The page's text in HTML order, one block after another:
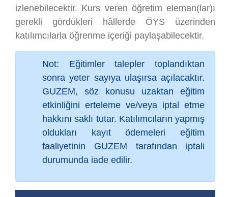
izlenebilecektir. Kurs veren öğretim eleman(lar)ı
gerekli gördükleri hâllerde ÖYS üzerinden
katılımcılarla öğrenme içeriği paylaşabilecektir.
Not: Eğitimler talepler toplandıktan
sonra yeter sayıya ulaşırsa açılacaktır.
GUZEM, söz konusu uzaktan eğitim
etkinliğini erteleme ve/veya iptal etme
hakkını saklı tutar. Katılımcıların yapmış
oldukları kayıt ödemeleri eğitim
faaliyetinin GUZEM tarafından iptali
durumunda iade edilir.